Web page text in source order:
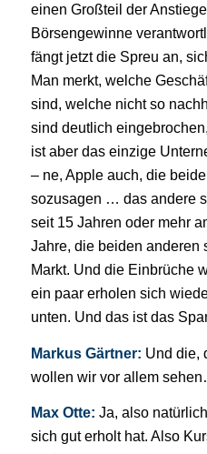
einen Großteil der
Börsengewinne
fängt jetzt die Spreu an,
Man merkt, welche
sind, welche nicht so
sind deutlich
ist aber das einzige
– ne, Apple auch, die
sozusagen … das andere
seit 15 Jahren oder mehr
Jahre, die beiden anderen
Markt. Und die Einbrüche
ein paar erholen sich
unten. Und das ist das
Markus Gärtner: Und die,
wollen wir vor allem
Max Otte: Ja, also
sich gut erholt hat. Also